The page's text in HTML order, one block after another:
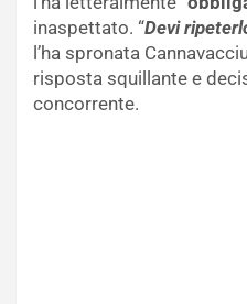
inaspettato. “Devi
l’ha spronata
risposta squillante e
concorrente.